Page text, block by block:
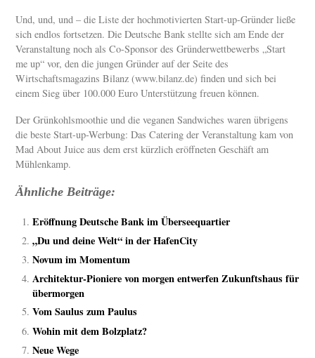
Und, und, und – die Liste der hochmotivierten Start-up-Gründer ließe
sich endlos fortsetzen. Die Deutsche Bank stellte sich am Ende der
Veranstaltung noch als Co-Sponsor des Gründerwettbewerbs „Start
me up“ vor, den die jungen Gründer auf der Seite des
Wirtschaftsmagazins Bilanz (www.bilanz.de) finden und sich bei
einem Sieg über 100.000 Euro Unterstützung freuen können.
Der Grünkohlsmoothie und die veganen Sandwiches waren übrigens
die beste Start-up-Werbung: Das Catering der Veranstaltung kam von
Mad About Juice aus dem erst kürzlich eröffneten Geschäft am
Mühlenkamp.
Ähnliche Beiträge:
Eröffnung Deutsche Bank im Überseequartier
„Du und deine Welt“ in der HafenCity
Novum im Momentum
Architektur-Pioniere von morgen entwerfen Zukunftshaus für
übermorgen
Vom Saulus zum Paulus
Wohin mit dem Bolzplatz?
Neue Wege